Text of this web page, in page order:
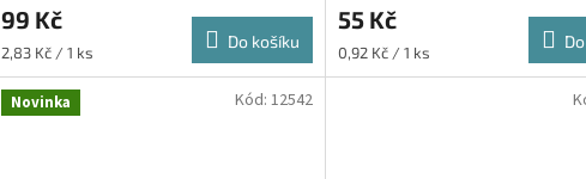
99 Kč
Měrná
2,83 Kč / 1 ks
Do košíku
55 Kč
Měrná
0,92 Kč / 1 ks
Novinka Kód: 12542